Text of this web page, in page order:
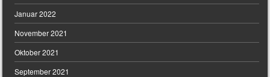
Januar 2022
November 2021
Oktober 2021
September 2021